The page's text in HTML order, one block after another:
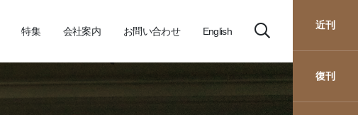
特集 会社案内 お問い合わせ English
近刊
復刊